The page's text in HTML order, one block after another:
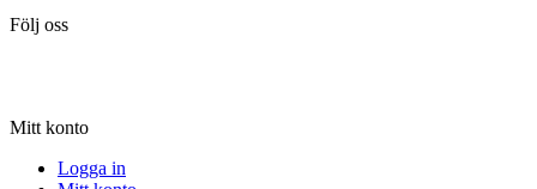
Följ oss
Mitt konto
Logga in